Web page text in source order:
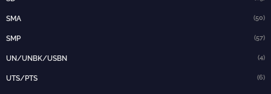
SMA (50)
SMP (57)
UN/UNBK/USBN (4)
UTS/PTS (6)